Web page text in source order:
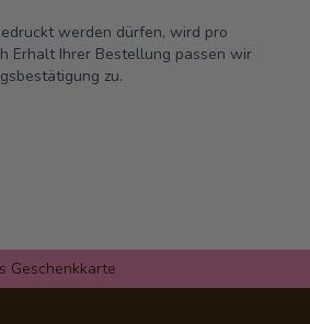
werden dürfen, wird pro
Erhalt Ihrer Bestellung passen wir
zu.
Geschenkkarte